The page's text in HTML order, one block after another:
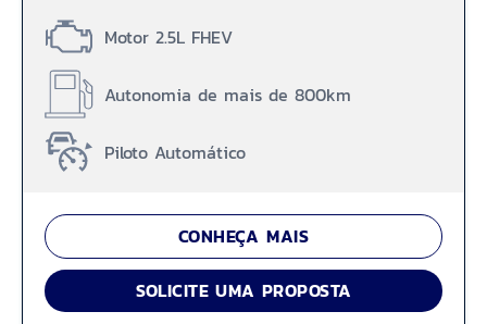
Motor 2.5L FHEV
Autonomia de mais de 800km
Piloto Automático
CONHEÇA MAIS
SOLICITE UMA PROPOSTA